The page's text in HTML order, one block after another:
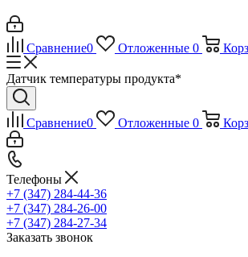
Сравнение0 Отложенные 0
Датчик температуры продукта*
Сравнение0 Отложенные 0
Телефоны
+7 (347) 284-44-36
+7 (347) 284-26-00
+7 (347) 284-27-34
Заказать звонок